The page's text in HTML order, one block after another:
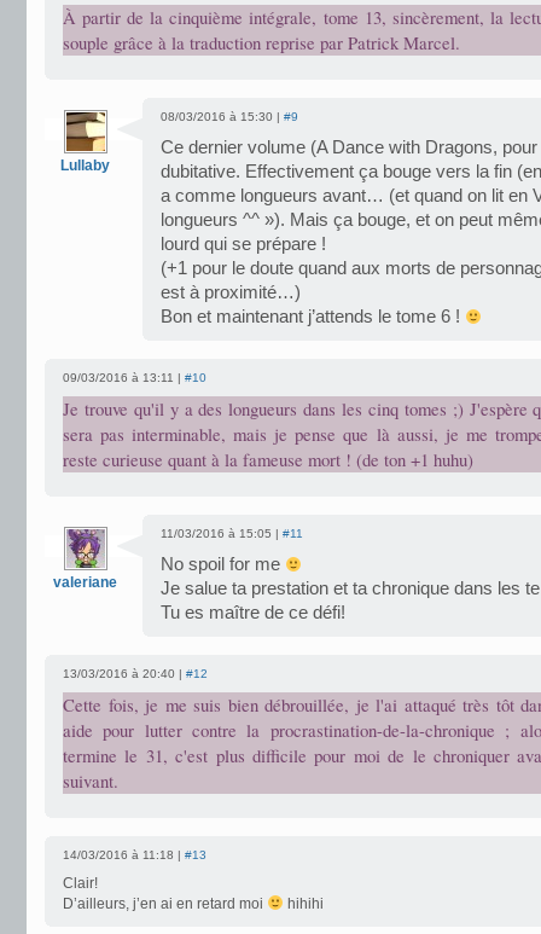
À partir de la cinquième intégrale, tome 13, sincèrement, la
souple grâce à la traduction reprise par Patrick Marcel.
Lullaby
08/03/2016 à 15:30 | #9
Ce dernier volume (A Dance with Dragons, pour
dubitative. Effectivement ça bouge vers la fin
a comme longueurs avant… (et quand on lit en
longueurs ^^ »). Mais ça bouge, et on peut
lourd qui se prépare !
(+1 pour le doute quand aux morts de
est à proximité…)
Bon et maintenant j’attends le tome 6 !
09/03/2016 à 13:11 | #10
Je trouve qu'il y a des longueurs dans les cinq tomes ;) J'espère
sera pas interminable, mais je pense que là aussi, je me
reste curieuse quant à la fameuse mort ! (de ton +1 huhu)
valeriane
11/03/2016 à 15:05 | #11
No spoil for me
Je salue ta prestation et ta chronique dans les
Tu es maître de ce défi!
13/03/2016 à 20:40 | #12
Cette fois, je me suis bien débrouillée, je l'ai attaqué très tôt
aide pour lutter contre la procrastination-de-la-chronique ;
termine le 31, c'est plus difficile pour moi de le chroniquer
suivant.
14/03/2016 à 11:18 | #13
Clair!
D’ailleurs, j’en ai en retard moi
hihihi